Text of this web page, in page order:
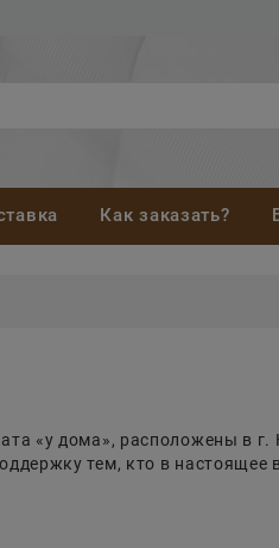
Как заказать?
«у дома», расположены в г.
тем, кто в настоящее